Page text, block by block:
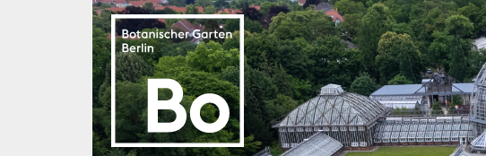
Direkt zum Inhalt